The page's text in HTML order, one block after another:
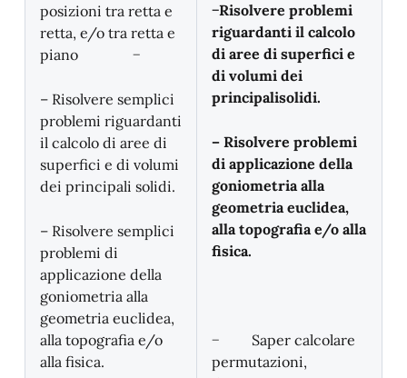
posizioni tra retta e
retta, e/o tra retta e
piano −
– Risolvere semplici
problemi riguardanti
il calcolo di aree di
superfici e di volumi
dei principali solidi.
– Risolvere semplici
problemi di
applicazione della
goniometria alla
geometria euclidea,
alla topografia e/o
alla fisica.
−Risolvere problemi
riguardanti il calcolo
di aree di superfici e
di volumi dei
principalisolidi.
– Risolvere problemi
di applicazione della
goniometria alla
geometria euclidea,
alla topografia e/o alla
fisica.
− Saper calcolare
permutazioni,